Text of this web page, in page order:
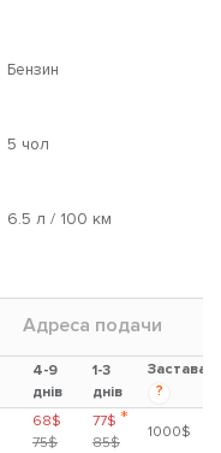
Бензин
5 чoл
6.5 л / 100 км
Адреса подачи
4-9
днів
1-3
днів
Застава
?
68$
75$
77$ *
85$
1000$